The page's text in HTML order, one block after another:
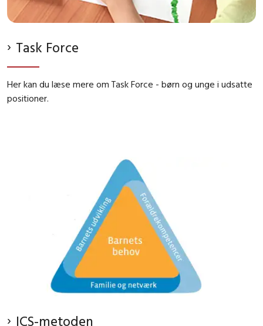
Task Force
Her kan du læse mere om Task Force - børn og unge i udsatte
positioner.
ICS-metoden